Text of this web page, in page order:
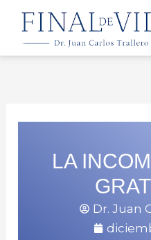
contenido
LA
Dr. Juan